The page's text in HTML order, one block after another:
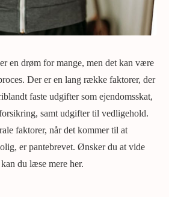
en drøm for mange, men det kan være
Der er en lang række faktorer, der
faste udgifter som ejendomsskat,
samt udgifter til vedligehold.
faktorer, når det kommer til at
er pantebrevet. Ønsker du at vide
kan du læse mere her.